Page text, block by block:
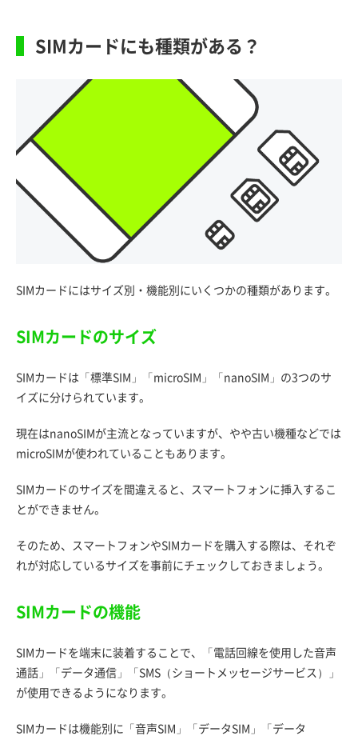
SIMカードにも種類がある？
SIMカードにはサイズ別・機能別にいくつかの種類があります。
SIMカードのサイズ
SIMカードは「標準SIM」「microSIM」「nanoSIM」の3つのサ
イズに分けられています。
現在はnanoSIMが主流となっていますが、やや古い機種などでは
microSIMが使われていることもあります。
SIMカードのサイズを間違えると、スマートフォンに挿入するこ
とができません。
そのため、スマートフォンやSIMカードを購入する際は、それぞ
れが対応しているサイズを事前にチェックしておきましょう。
SIMカードの機能
SIMカードを端末に装着することで、「電話回線を使用した音声
通話」「データ通信」「SMS（ショートメッセージサービス）」
が使用できるようになります。
SIMカードは機能別に「音声SIM」「データSIM」「データ